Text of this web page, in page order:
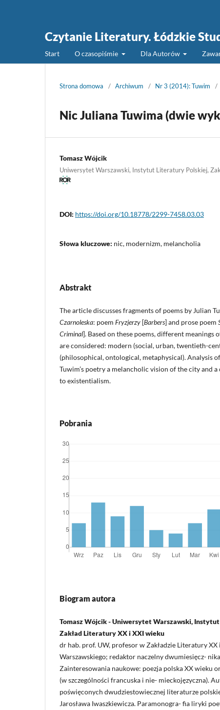
Czytanie Literatury. Łódzkie
Start O czasopiśmie Dla Autorów
Strona domowa / Archiwum / Nr 3 (2014): Tuwim /
Nic Juliana Tuwima (dwie
Tomasz Wójcik
Uniwersytet Warszawski, Instytut Literatury Polskiej,
DOI: https://doi.org/10.18778/2299-7458.03.03
Słowa kluczowe: nic, modernizm, melancholia
Abstrakt
The article discusses fragments of poems by Julian
Czarnoleska: poem Fryzjerzy [Barbers] and prose poem
Criminal]. Based on these poems, different meanings
are considered: modern (social, urban, twentieth-
(philosophical, ontological, metaphysical). Analysis
Tuwim’s poetry a melancholic vision of the city and
to existentialism.
Pobrania
Biogram autora
Tomasz Wójcik - Uniwersytet Warszawski,
Zakład Literatury XX i XXI wieku
dr hab. prof. UW, profesor w Zakładzie Literatury
Warszawskiego; redaktor naczelny dwumiesięcz-
Zainteresowania naukowe: poezja polska XX wieku
(w szczególności francuska i nie- mieckojęzyczna).
poświęconych dwudziestowiecznej literaturze
Jarosława Iwaszkiewicza. Paramonogra- fia liryki